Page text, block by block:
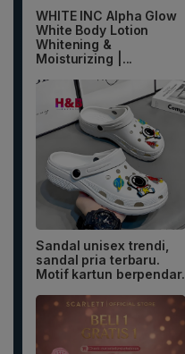
WHITE INC Alpha Glow
White Body Lotion
Whitening &
Moisturizing |...
Sandal unisex trendi,
sandal pria terbaru.
Motif kartun berpendar.